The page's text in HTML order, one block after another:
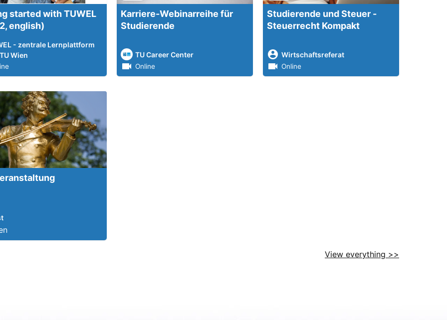
started with TUWEL
english)
- zentrale Lernplattform
Wien
Karriere-Webinarreihe für
Studierende
TU Career Center
Online
Studierende und Steuer -
Steuerrecht Kompakt
Wirtschaftsreferat
Online
View everything >>